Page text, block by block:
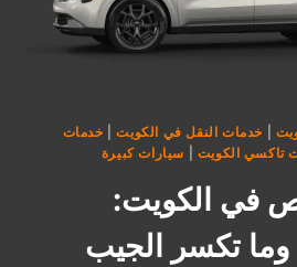
خدمات النقل في الكويت| خدمات
تاكسي الكويت سيارات كبيرة
في الكويت:
وما تكسر الجيب